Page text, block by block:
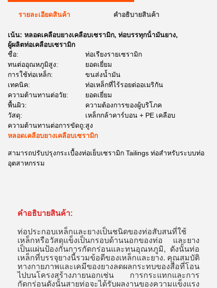
รายละเอียดสินค้า คําอธิบายสินค้า
เน้น: หลอดเคลือบยางเคลือบเซรามิก, ท่อบรรทุกน้ํามันยาง,
ผู้ผลิตท่อเคลือบเซรามิก
ชื่อ:
ท่อเรียงรายเซรามิก
ทนต่ออุณหภูมิสูง:
ยอดเยี่ยม
การใช้ท่อเหล็ก:
ขนส่งน้ำมัน
เทคนิค:
ท่อเหล็กที่ไร้รอยต่ออเมริกัน
ความต้านทานต่อวัย:
ยอดเยี่ยม
พื้นผิว:
ความต้องการของผู้บริโภค
วัสดุ:
เหล็กกล้าคาร์บอน + PE เคลือบ
ความต้านทานต่อการขัดถู:สูง
หลอดเคลือบยางเคลือบเซรามิก
สามารถปรับปรุงกระเบื้องท่อเย็บเซรามิก Tailings ท่อสําหรับระบบท่อ
อุตสาหกรรม
คําอธิบายสินค้า:
ท่อประกอบเหล็กและยางเป็นชนิดของท่อสับสนที่ใช้
เหล็กหรือวัสดุแข็งเป็นกรอบด้านนอกของท่อ และยาง
เป็นแผ่นป้องกันการกัดกร่อนและทนอุณหภูมิ, ดังนั้นท่อ
เหล็กที่บรรจุยางนี้รวมข้อดีของเหล็กและยาง. คุณสมบัติ
ทางกายภาพและเคมีของยางลดผลกระทบของสื่อที่โอน
ไปบนโครงสร้างภายนอกเช่น การกระแทกและการ
กัดกร่อนดังนั้นสายท่อจะได้รับผลงานของความแข็งแรง